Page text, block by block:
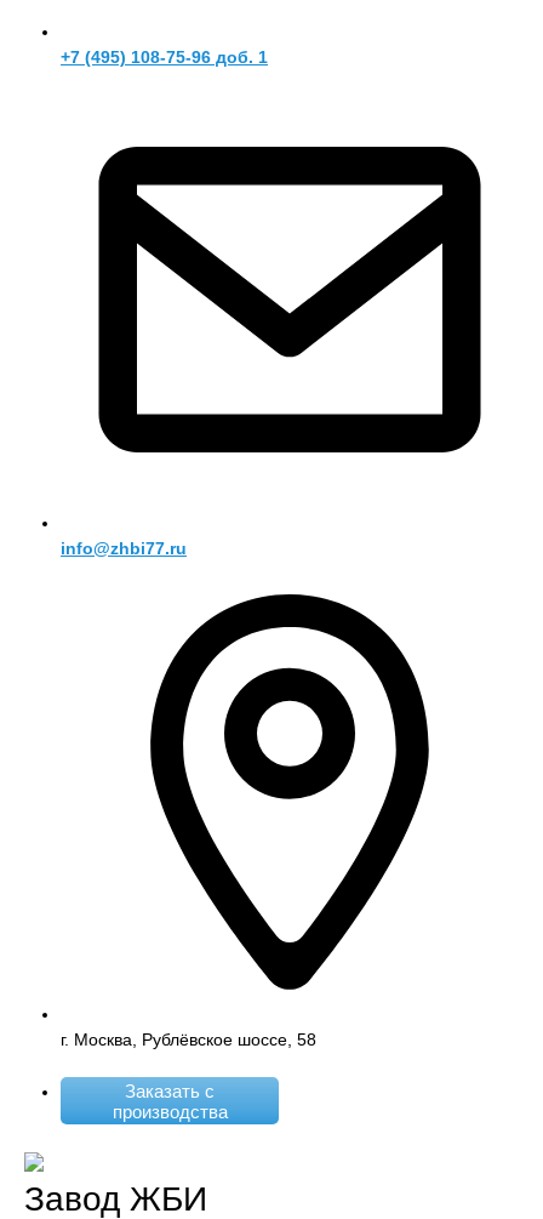
+7 (495) 108-75-96 доб. 1
info@zhbi77.ru
г. Москва, Рублёвское шоссе, 58
Заказать с
производства
Завод ЖБИ